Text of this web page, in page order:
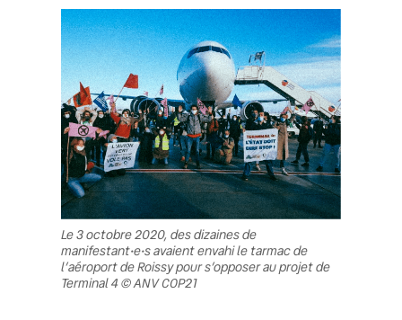
Le 3 octobre 2020, des dizaines de
manifestant•e•s avaient envahi le tarmac de
l’aéroport de Roissy pour s’opposer au projet de
Terminal 4 © ANV COP21